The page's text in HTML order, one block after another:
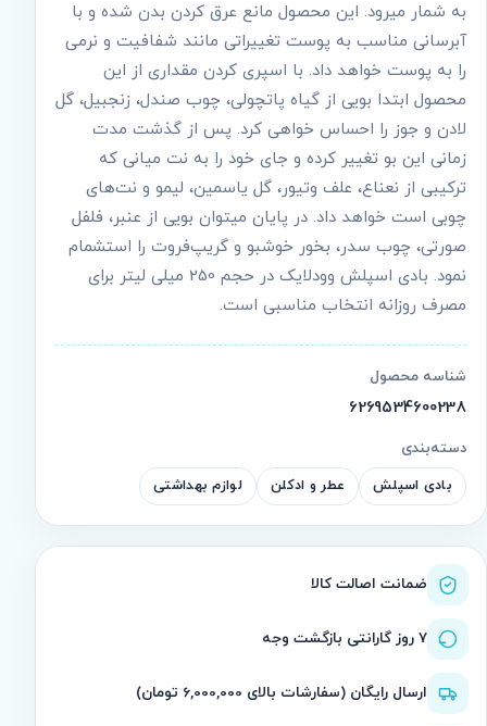
به شمار می‏‎رود. این محصول مانع عرق کردن بدن شده و با
آبرسانی مناسب به پوست تغییراتی مانند شفافیت و نرمی
را به پوست خواهد داد. با اسپری کردن مقداری از این
محصول ابتدا بویی از گیاه پاتچولی، چوب صندل، زنجبیل، گل
لادن و جوز را احساس خواهی کرد. پس از گذشت مدت
زمانی این بو تغییر کرده و جای خود را به نت میانی که
ترکیبی از نعناع، علف وتیور، گل یاسمین، لیمو و نت‌های
چوبی است خواهد داد. در پایان می‎توان بویی از عنبر، فلفل
صورتی، چوب سدر، بخور خوشبو و گریپ‌فروت را استشمام
نمود. بادی اسپلش وودلایک در حجم 250 میلی لیتر برای
مصرف روزانه انتخاب مناسبی است.
شناسه محصول
6269534600238
دسته‌بندی
بادی اسپلش عطر و ادکلن لوازم بهداشتی
ضمانت اصالت کالا
۷ روز گارانتی بازگشت وجه
ارسال رایگان (سفارشات بالای 6,000,000 تومان)